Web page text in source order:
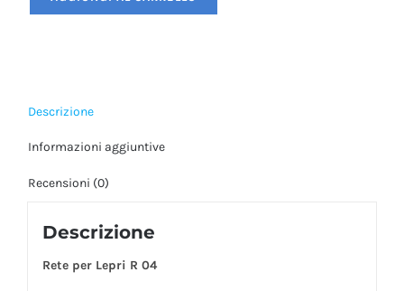
Descrizione
Informazioni aggiuntive
Recensioni (0)
Descrizione
Rete per Lepri R 04